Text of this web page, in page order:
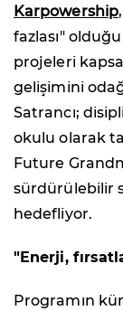
Karpowership
fazlası"
projeleri
gelişimini
Satrancı;
okulu olarak
Future
sürdürülebilir
hedefliyor.
"Enerji,
Programın